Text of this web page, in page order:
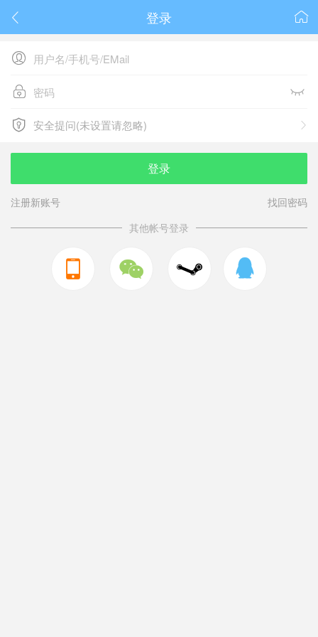
 
登录

 
 
安全提问(未设置请忽略)
安全提问(未设置请忽略)
登录
注册新账号
找回密码
其他帐号登录
  